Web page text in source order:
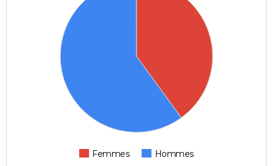
Femmes Hommes